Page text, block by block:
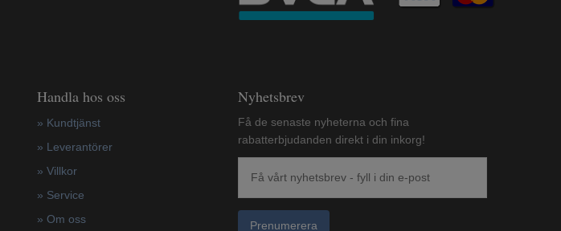
Handla hos oss
» Kundtjänst
» Leverantörer
» Villkor
» Service
» Om oss
Nyhetsbrev
Få de senaste nyheterna och fina
rabatterbjudanden direkt i din inkorg!
Prenumerera